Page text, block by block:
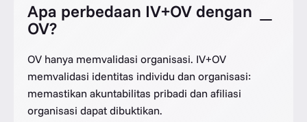
Apa perbedaan IV+OV dengan
OV?
OV hanya memvalidasi organisasi. IV+OV
memvalidasi identitas individu dan organisasi:
memastikan akuntabilitas pribadi dan afiliasi
organisasi dapat dibuktikan.